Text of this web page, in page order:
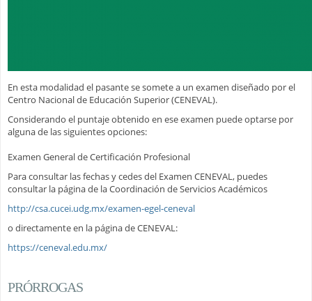
En esta modalidad el pasante se somete a un examen diseñado por el
Centro Nacional de Educación Superior (CENEVAL).
Considerando el puntaje obtenido en ese examen puede optarse por
alguna de las siguientes opciones:
Examen General de Certificación Profesional
Para consultar las fechas y cedes del Examen CENEVAL, puedes
consultar la página de la Coordinación de Servicios Académicos
http://csa.cucei.udg.mx/examen-egel-ceneval
o directamente en la página de CENEVAL:
https://ceneval.edu.mx/
PRÓRROGAS